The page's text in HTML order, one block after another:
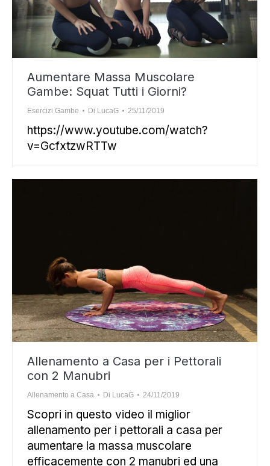
Aumentare Massa Muscolare
Gambe: Squat Tutti i Giorni?
Esercizi Gambe Di LucaG 25/11/2019
https://www.youtube.com/watch?
v=GcfxtzwRTTw
Allenamento a Casa per i Pettorali
con 2 Manubri
Allenamento a Casa Di LucaG 24/11/2019
Scopri in questo video il miglior
allenamento per i pettorali a casa per
aumentare la massa muscolare
efficacemente con 2 manubri ed una